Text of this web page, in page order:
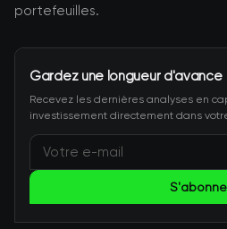
portefeuilles.
Gardez une longueur d'avance
Recevez les dernières analyses en
investissement directement dans